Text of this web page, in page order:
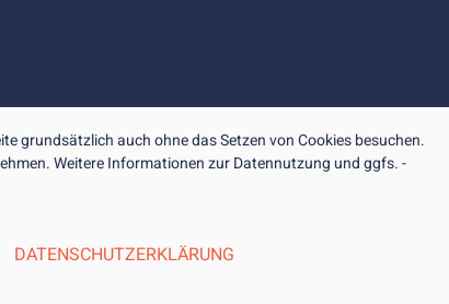
grundsätzlich auch ohne das Setzen von Cookies besuchen.
Weitere Informationen zur Datennutzung und ggfs. -
DATENSCHUTZERKLÄRUNG